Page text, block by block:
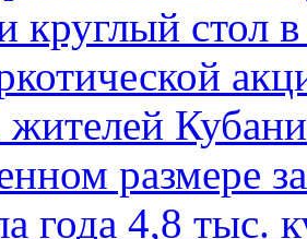
круглый стол
жителей
размере
года 4,8 тыс.